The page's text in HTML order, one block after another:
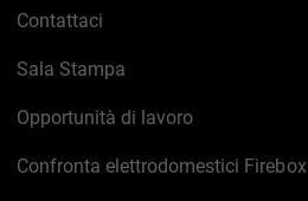
Contattaci
Sala Stampa
Opportunità di lavoro
Confronta elettrodomestici Firebox